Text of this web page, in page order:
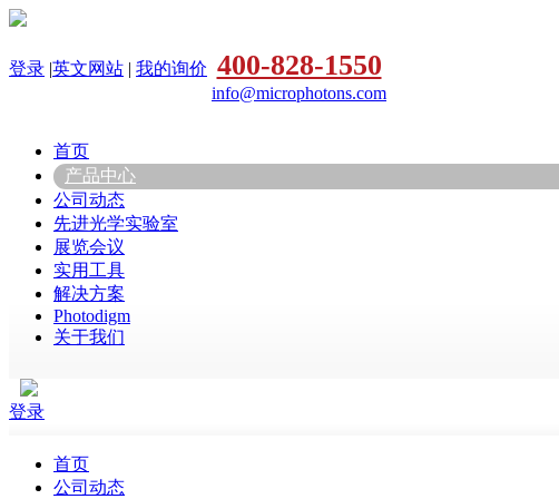
登录 |英文网站 | 我的询价 400-828-1550
info@microphotons.com
首页
产品中心
公司动态
先进光学实验室
展览会议
实用工具
解决方案
Photodigm
关于我们
登录
首页
公司动态